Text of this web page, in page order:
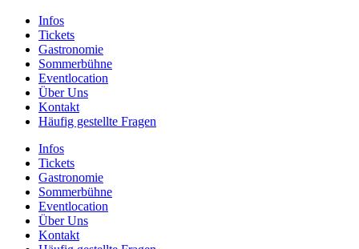
Infos
Tickets
Gastronomie
Sommerbühne
Eventlocation
Über Uns
Kontakt
Häufig gestellte Fragen
Infos
Tickets
Gastronomie
Sommerbühne
Eventlocation
Über Uns
Kontakt